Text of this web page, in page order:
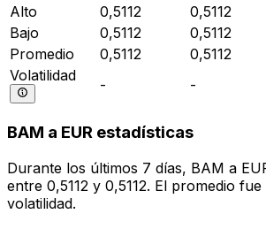
Alto
0,5112 0,5112
Bajo
0,5112 0,5112
Promedio
0,5112 0,5112
Volatilidad
- -
BAM a EUR estadísticas
Durante los últimos 7 días, BAM a
entre 0,5112 y 0,5112. El promedio
volatilidad.